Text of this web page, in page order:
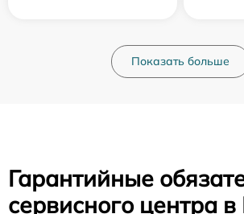
Показать больше
Гарантийные
сервисного центра